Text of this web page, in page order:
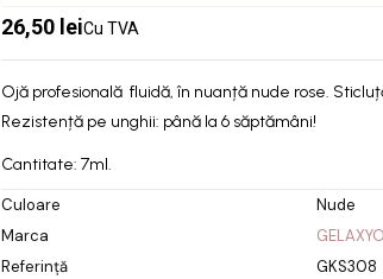
26,50 leiCu TVA
Ojă profesională fluidă, în nuanță nude rose.
Rezistență pe unghii: până la 6 săptămâni!
Cantitate: 7ml.
Culoare
Nude
Marca
GELAXYO
Referință
GKS308